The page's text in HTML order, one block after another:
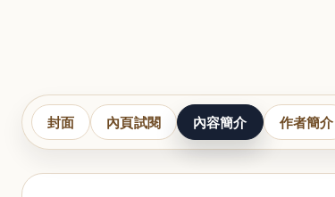
封面 內頁試閱 內容簡介 作者簡介